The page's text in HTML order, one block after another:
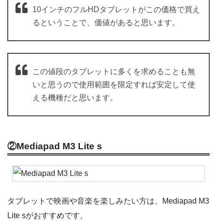
10インチのフルHDタブレットがこの価格で買え
るということで、価値があると思います。
この値段のタブレットに多くを求めることも無
いと思うので使用範囲を限定すれば安定して使
える機種だと思います。
②Mediapad M3 Lite s
タブレットで映画や音楽を楽しみたい方は、Mediapad M3
Lite sがおすすめです。